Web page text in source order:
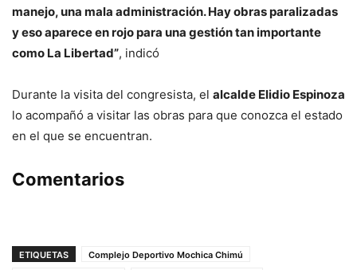
manejo, una mala administración. Hay obras paralizadas
y eso aparece en rojo para una gestión tan importante
como La Libertad”, indicó
Durante la visita del congresista, el alcalde Elidio Espinoza
lo acompañó a visitar las obras para que conozca el estado
en el que se encuentran.
Comentarios
ETIQUETAS
Complejo Deportivo Mochica Chimú